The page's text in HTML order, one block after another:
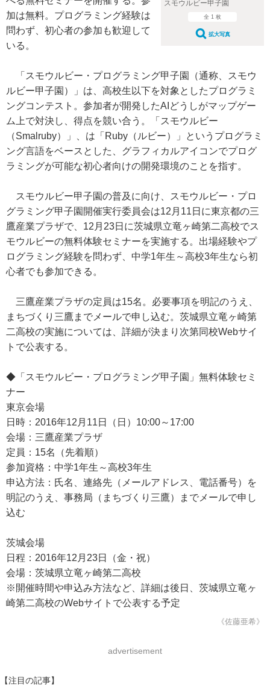
スモウルビー甲子園
全 1 枚
拡大写真
加は無料。プログラミング経験は
問わず、初心者の参加も歓迎して
いる。
「スモウルビー・プログラミング甲子園（通称、スモウ
ルビー甲子園）」は、高校生以下を対象としたプログラミ
ングコンテスト。参加者が開発したAIどうしがマップゲー
ム上で対決し、得点を競い合う。「スモウルビー
（Smalruby）」、は「Ruby（ルビー）」というプログラミ
ング言語をベースとした、グラフィカルアイコンでプログ
ラミングが可能な初心者向けの開発環境のことを指す。
スモウルビー甲子園の普及に向け、スモウルビー・プロ
グラミング甲子園開催実行委員会は12月11日に東京都の三
鷹産業プラザで、12月23日に茨城県立竜ヶ崎第二高校でス
モウルビーの無料体験セミナーを実施する。出場経験やプ
ログラミング経験を問わず、中学1年生～高校3年生なら初
心者でも参加できる。
三鷹産業プラザの定員は15名。必要事項を明記のうえ、
まちづくり三鷹までメールで申し込む。茨城県立竜ヶ崎第
二高校の実施については、詳細が決まり次第同校Webサイ
トで公表する。
◆「スモウルビー・プログラミング甲子園」無料体験セミ
ナー
東京会場
日時：2016年12月11日（日）10:00～17:00
会場：三鷹産業プラザ
定員：15名（先着順）
参加資格：中学1年生～高校3年生
申込方法：氏名、連絡先（メールアドレス、電話番号）を
明記のうえ、事務局（まちづくり三鷹）までメールで申し
込む
茨城会場
日程：2016年12月23日（金・祝）
会場：茨城県立竜ヶ崎第二高校
※開催時間や申込み方法など、詳細は後日、茨城県立竜ヶ
崎第二高校のWebサイトで公表する予定
《佐藤亜希》
advertisement
【注目の記事】